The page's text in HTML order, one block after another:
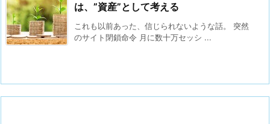
は、”資産”として考える
これも以前あった、信じられないような話。 突然
のサイト閉鎖命令 月に数十万セッシ ...